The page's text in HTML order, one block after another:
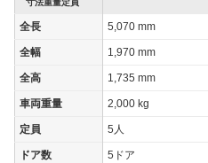
寸法重量定員
全長 5,070 mm
全幅 1,970 mm
全高 1,735 mm
車両重量 2,000 kg
定員 5人
ドア数 5ドア